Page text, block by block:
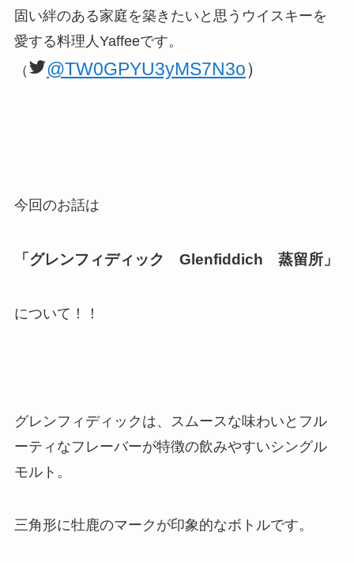
固い絆のある家庭を築きたいと思うウイスキーを
愛する料理人Yaffeeです。
（
@TW0GPYU3yMS7N3o）
今回のお話は
「グレンフィディック Glenfiddich 蒸留所」
について！！
グレンフィディックは、
スムースな味わいとフル
ーティなフレーバーが特徴の飲みやすいシングル
モルト 。
三角形に牡鹿のマークが印象的なボトルです。